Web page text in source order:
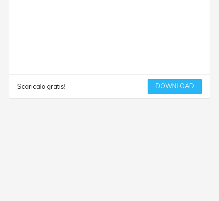
Scaricalo gratis! DOWNLOAD